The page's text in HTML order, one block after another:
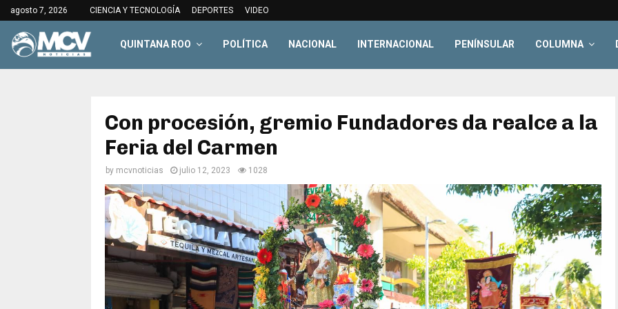
agosto 7, 2026 CIENCIA Y TECNOLOGÍA DEPORTES VIDEO
QUINTANA ROO POLÍTICA NACIONAL INTERNACIONAL PENÍNSULAR COLUMNA
Con procesión, gremio Fundadores da realce a la
Feria del Carmen
by mcvnoticias julio 12, 2023 1028